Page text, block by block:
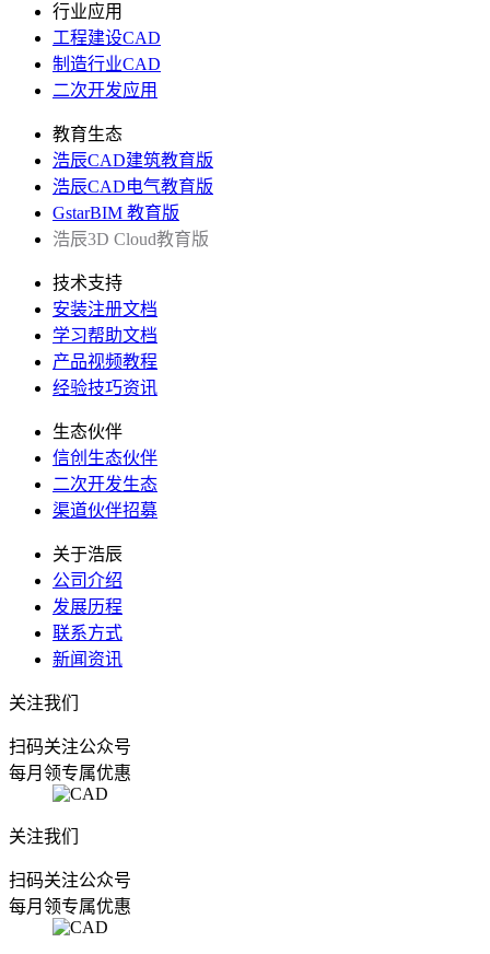
行业应用
工程建设CAD
制造行业CAD
二次开发应用
教育生态
浩辰CAD建筑教育版
浩辰CAD电气教育版
GstarBIM 教育版
浩辰3D Cloud教育版
技术支持
安装注册文档
学习帮助文档
产品视频教程
经验技巧资讯
生态伙伴
信创生态伙伴
二次开发生态
渠道伙伴招募
关于浩辰
公司介绍
发展历程
联系方式
新闻资讯
关注我们
扫码关注公众号
每月领专属优惠
关注我们
扫码关注公众号
每月领专属优惠